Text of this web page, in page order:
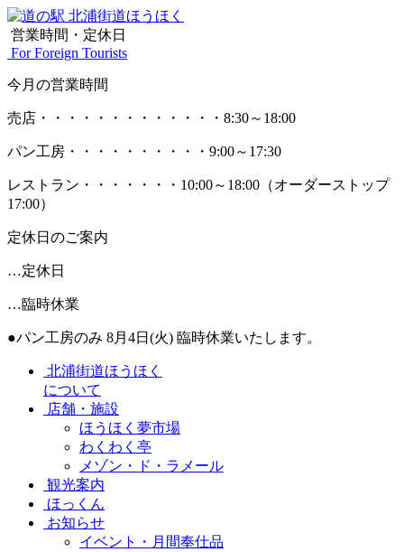
営業時間・定休日
For Foreign Tourists
今月の営業時間
売店 ・・・・・・・・・・・・・ 8:30～18:00
パン工房 ・・・・・・・・・・ 9:00～17:30
レストラン ・・・・・・・ 10:00～18:00 （オーダーストップ
17:00）
定休日のご案内
…定休日
…臨時休業
●パン工房のみ 8月4日(火) 臨時休業いたします。
北浦街道ほうほく
について
店舗・施設
ほうほく夢市場
わくわく亭
メゾン・ド・ラメール
観光案内
ほっくん
お知らせ
イベント・月間奉仕品